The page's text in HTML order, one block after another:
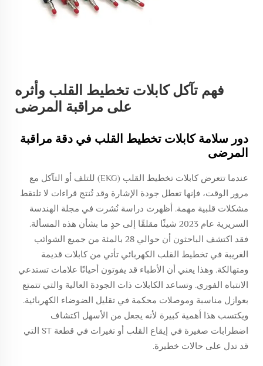
فهم تآكل كابلات تخطيط القلب وأثره
على مراقبة المرضى
دور سلامة كابلات تخطيط القلب في دقة مراقبة
المرضى
عندما تتعرض كابلات تخطيط القلب (EKG) للتلف أو التآكل مع
مرور الوقت، فإنها تعطل جودة الإشارة وقد تُنتج قراءات لا تلتقط
مشكلات قلبية مهمة. أظهرت دراسة نُشرت في مجلة الهندسة
السريرية عام 2023 شيئًا مقلقًا إلى حدٍ ما بشأن هذه المسألة.
فقد اكتشف الباحثون أن حوالي 28 بالمئة من جميع الشوائب
الغريبة في تخطيط القلب الكهربائي تأتي من كابلات قديمة
ومتهالكة. وهذا يعني أن الأطباء قد يفوتون أحيانًا علامات تستدعي
الانتباه الفوري. وتساعد الكابلات ذات الجودة العالية والتي تتمتع
بعوازل مناسبة وموصلات محكمة في تقليل الضوضاء الكهربائية.
ويكتسب هذا أهمية كبيرة لأنه يجعل من الأسهل اكتشاف
اضطرابات صغيرة في إيقاع القلب أو تغيرات في قطعة ST التي
قد تدل على حالات خطيرة.